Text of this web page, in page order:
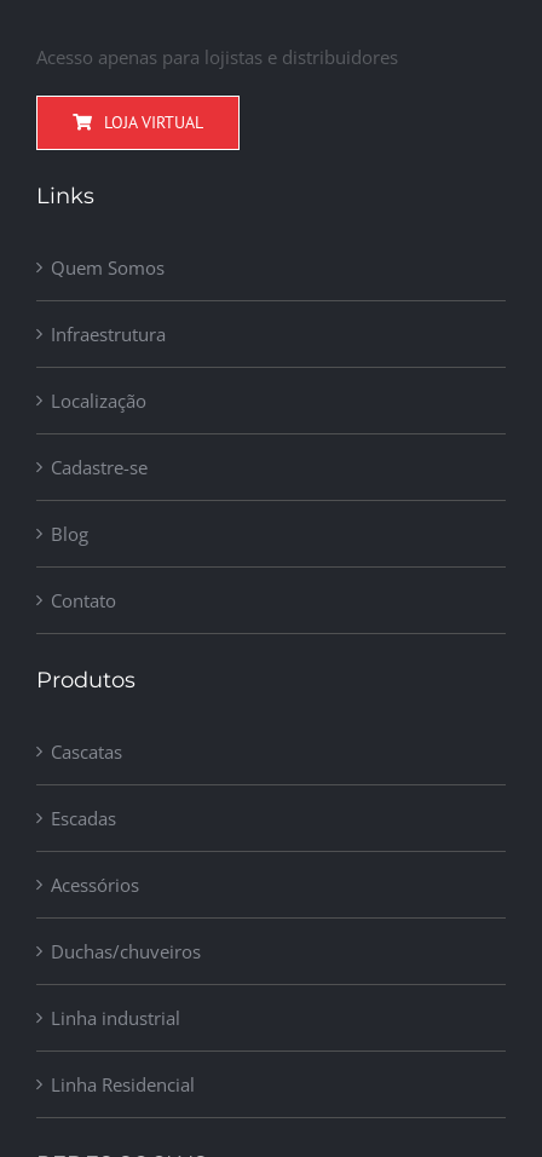
Acesso apenas para lojistas e distribuidores
LOJA VIRTUAL
Links
Quem Somos
Infraestrutura
Localização
Cadastre-se
Blog
Contato
Produtos
Cascatas
Escadas
Acessórios
Duchas/chuveiros
Linha industrial
Linha Residencial